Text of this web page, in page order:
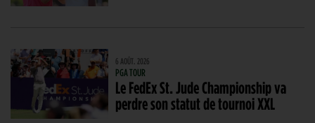
6 AOÛT. 2026
PGA TOUR
Le FedEx St. Jude Championship va
perdre son statut de tournoi XXL